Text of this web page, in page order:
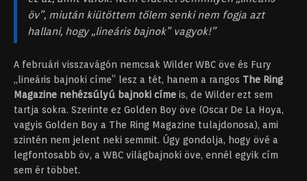
öv”, miután kiütöttem tőlem senki nem fogja azt
hallani, hogy „lineáris bajnok” vagyok!”
A februári visszavágón nemcsak Wilder WBC öve és Fury
„lineáris bajnoki címe” lesz a tét, hanem a rangos The Ring
Magazine nehézsúlyú bajnoki címe is, de Wilder ezt sem
tartja sokra. Szerinte ez Golden Boy öve (Oscar De La Hoya,
vagyis Golden Boy a The Ring Magazine tulajdonosa), ami
szintén nem jelent neki semmit. Úgy gondolja, hogy övé a
legfontosabb öv, a WBC világbajnoki öve, ennél egyik cím
sem ér többet.